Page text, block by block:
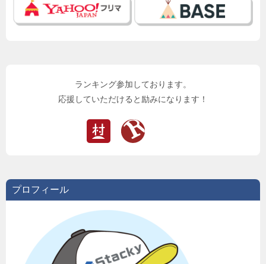
ランキング参加しております。
応援していただけると励みになります！
プロフィール